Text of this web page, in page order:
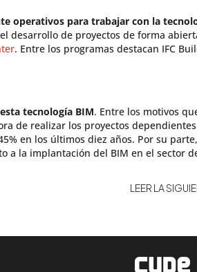
operativos para trabajar con la
desarrollo de proyectos de forma
. Entre los programas destacan IFC
tecnología BIM. Entre los motivos
de realizar los proyectos
en los últimos diez años. Por su
a la implantación del BIM en el sector
LEER LA